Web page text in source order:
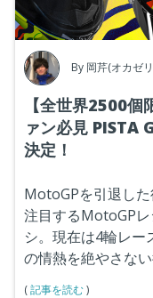
By 岡芹(オカゼ
【全世界2500
ァン必見 PISTA
決定！
MotoGPを引退し
注目するMotoGP
シ。現在は4輪レ
の情熱を絶やさない
(記事を読む)